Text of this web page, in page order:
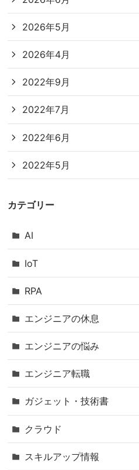
2026年5月
2026年4月
2022年9月
2022年7月
2022年6月
2022年5月
カテゴリー
AI
IoT
RPA
エンジニアの休息
エンジニアの悩み
エンジニア転職
ガジェット・技術書
クラウド
スキルアップ情報